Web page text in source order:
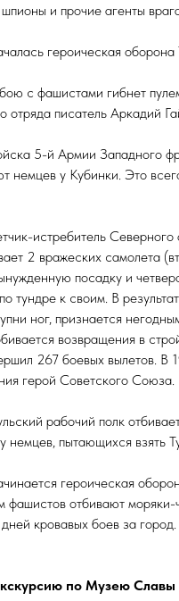
и прочие агенты
героическая оборона
с фашистами гибнет
отряда писатель Аркадий
5-й Армии Западного
немцев у Кубинки. Это
истребитель
2 вражеских самолета
посадку и
тундре к своим. В
ног, признается
возвращения в
267 боевых вылетов. В
герой Советского Союза.
рабочий полк
немцев, пытающихся взять
героическая
фашистов отбивают моряки-
кровавых боев за город.
по Музею Славы